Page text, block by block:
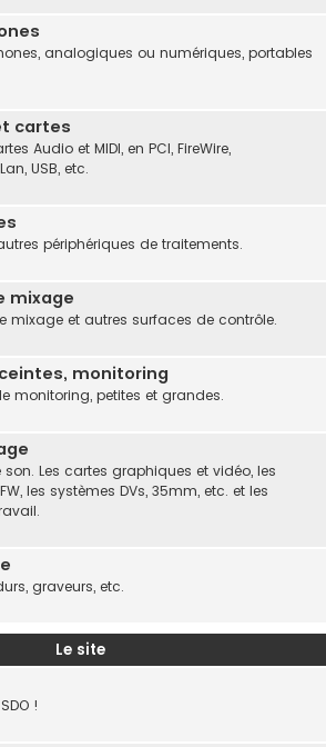
analogiques ou numériques, portables
cartes
Audio et MIDI, en PCI, FireWire,
USB, etc.
périphériques de traitements.
mixage
mixage et autres surfaces de contrôle.
monitoring
monitoring, petites et grandes.
Les cartes graphiques et vidéo, les
les systèmes DVs, 35mm, etc. et les
graveurs, etc.
Le site
!